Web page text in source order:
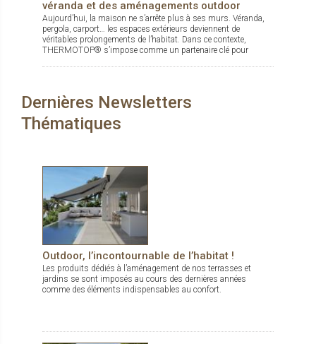
produits…
Au cœur de l’innovation, ils s’adaptent plus
que jamais aux tendances et fonctionnalités
d’un marché exigeant pour faire toute la
Les dernières nouveautés produits en
un clic... C'est ici !
... puisez dans notre sélection produits pour
découvrir des systèmes de fermetures,
verre et protection solaire innovants invitant
à toujours plus de confort, de design et de
fonctionnalités.
véranda et des aménagements outdoor
Aujourd’hui, la maison ne s’arrête plus à ses murs. Véranda,
pergola, carport… les espaces extérieurs deviennent de
véritables prolongements de l’habitat. Dans ce contexte,
THERMOTOP® s’impose comme un partenaire clé pour
Dernières Newsletters
Thématiques
Outdoor, l’incontournable de l’habitat !
Les produits dédiés à l’aménagement de nos terrasses et
jardins se sont imposés au cours des dernières années
comme des éléments indispensables au confort.